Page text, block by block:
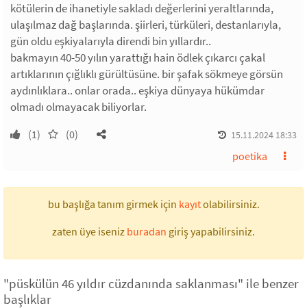
kötülerin de ihanetiyle sakladı değerlerini yeraltlarında,
ulaşılmaz dağ başlarında. şiirleri, türküleri, destanlarıyla,
gün oldu eşkiyalarıyla direndi bin yıllardır..
bakmayın 40-50 yılın yarattığı hain ödlek çıkarcı çakal
artıklarının çığlıklı gürültüsüne. bir şafak sökmeye görsün
aydınlıklara.. onlar orada.. eşkiya dünyaya hükümdar
olmadı olmayacak biliyorlar.
(1) (0) 15.11.2024 18:33
poetika
bu başlığa tanım girmek için kayıtolabilirsiniz.
zaten üye iseniz buradan giriş yapabilirsiniz.
"püskülün 46 yıldır cüzdanında saklanması" ile benzer
başlıklar